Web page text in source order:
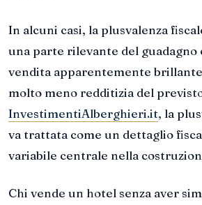
In alcuni casi, la plusvalenza
una parte rilevante del
vendita apparentemente
molto meno redditizia del
InvestimentiAlberghieri.it, la
va trattata come un dettaglio
variabile centrale nella
Chi vende un hotel senza aver